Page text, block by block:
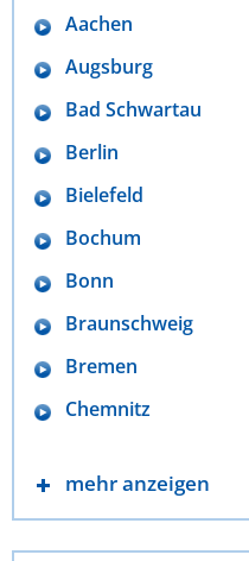
Aachen
Augsburg
Bad Schwartau
Berlin
Bielefeld
Bochum
Bonn
Braunschweig
Bremen
Chemnitz
mehr anzeigen